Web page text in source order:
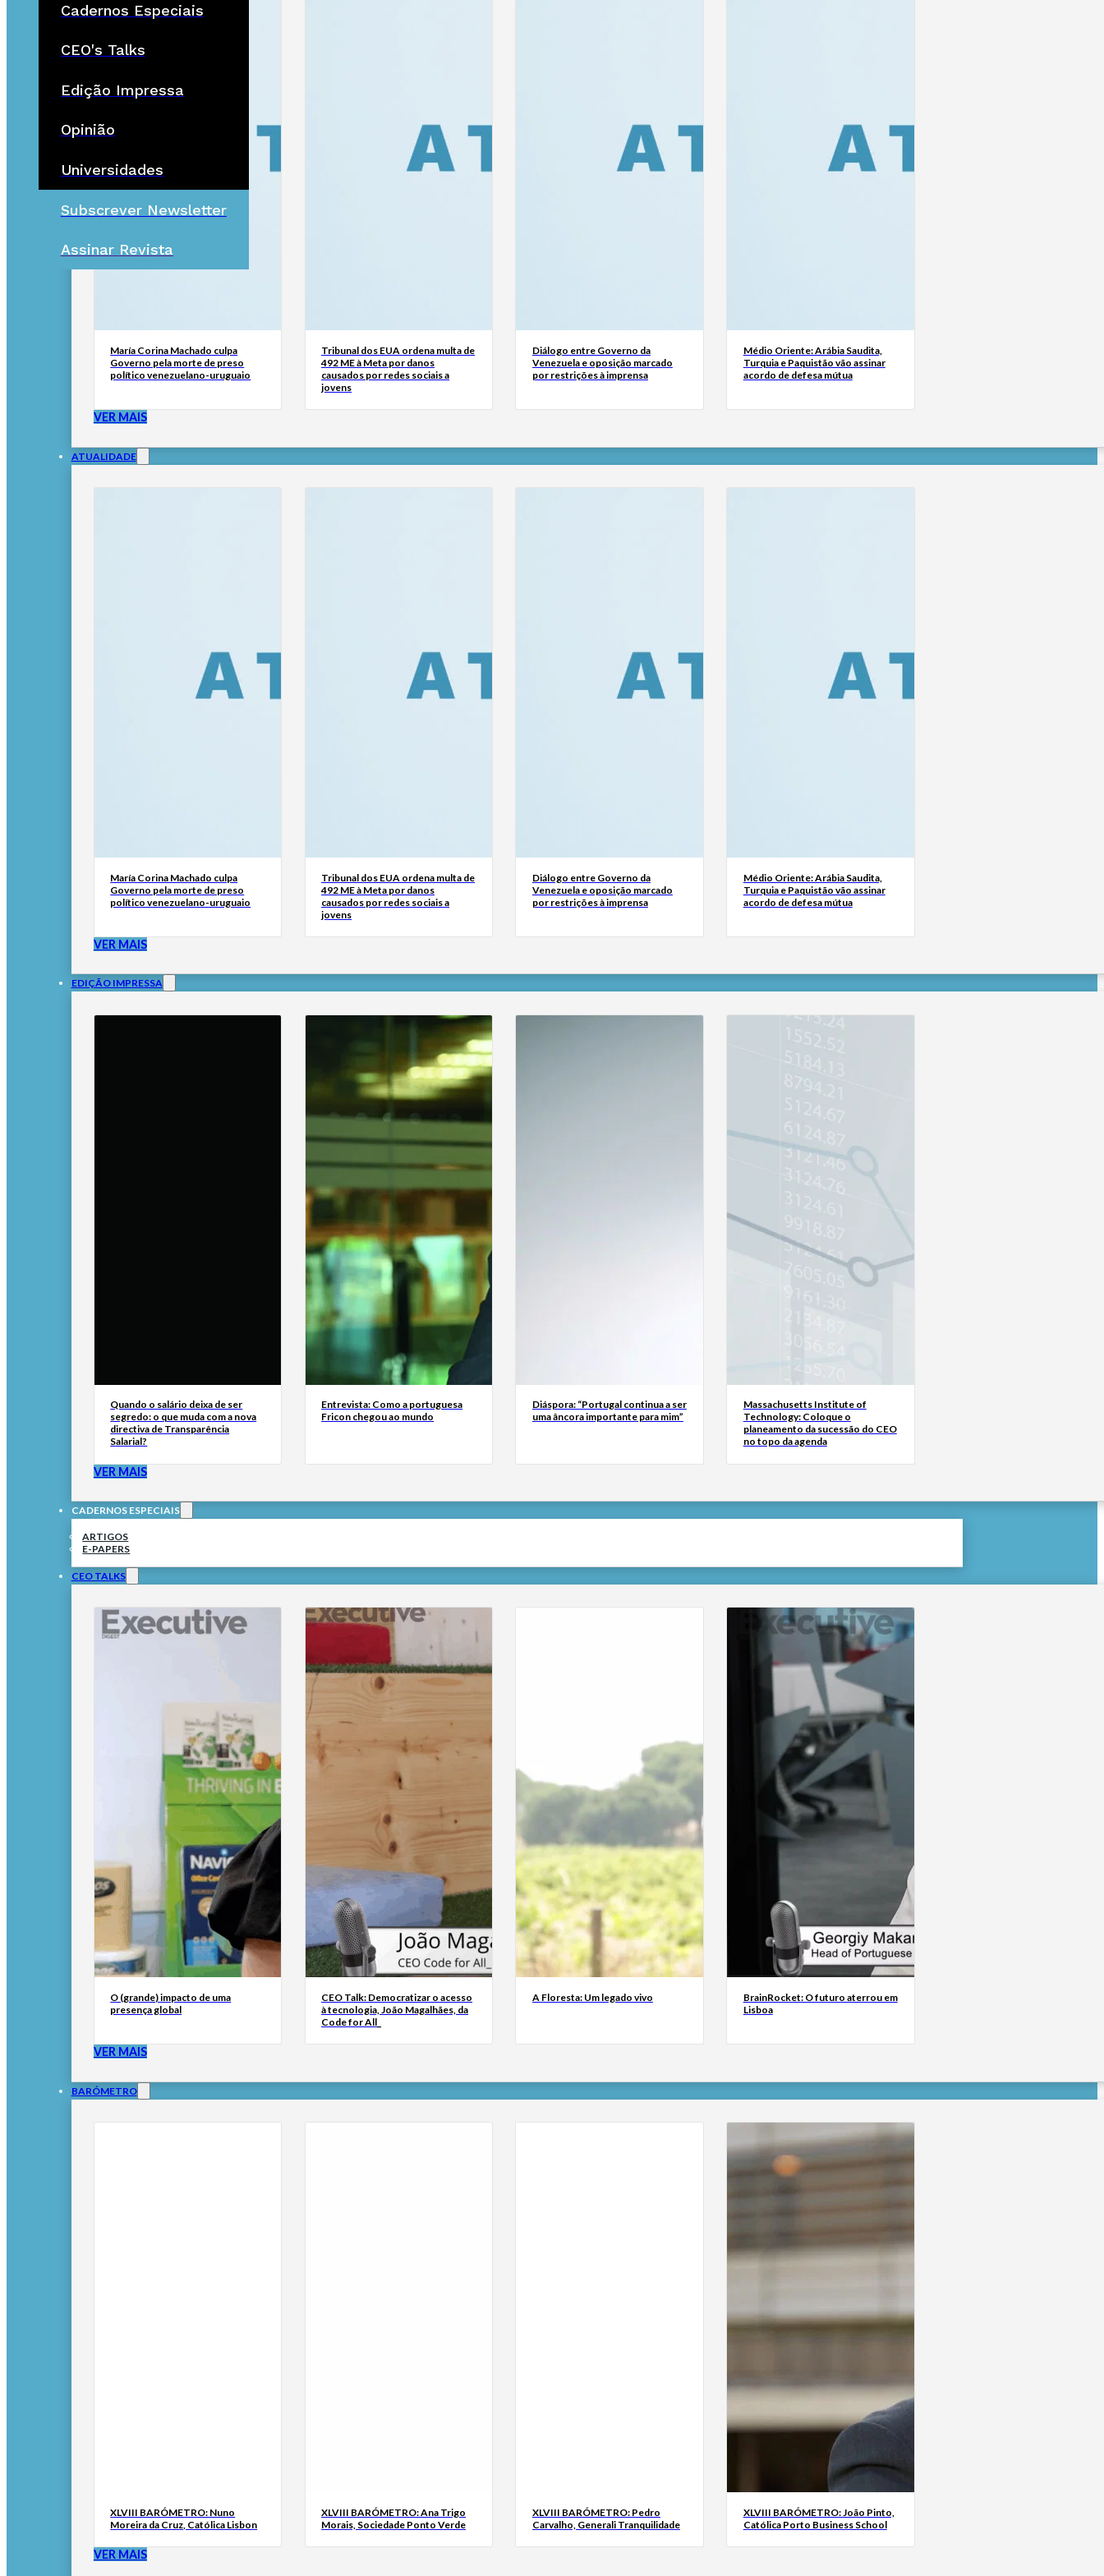
Cadernos Especiais
CEO's Talks
Edição Impressa
Opinião
Universidades
Subscrever Newsletter
Assinar Revista
María Corina Machado culpa
Governo pela morte de preso
político venezuelano-uruguaio
Tribunal dos EUA ordena multa de
492 ME à Meta por danos
causados por redes sociais a
jovens
Diálogo entre Governo da
Venezuela e oposição marcado
por restrições à imprensa
Médio Oriente: Arábia Saudita,
Turquia e Paquistão vão assinar
acordo de defesa mútua
VER MAIS
ATUALIDADE
María Corina Machado culpa
Governo pela morte de preso
político venezuelano-uruguaio
Tribunal dos EUA ordena multa de
492 ME à Meta por danos
causados por redes sociais a
jovens
Diálogo entre Governo da
Venezuela e oposição marcado
por restrições à imprensa
Médio Oriente: Arábia Saudita,
Turquia e Paquistão vão assinar
acordo de defesa mútua
VER MAIS
EDIÇÃO IMPRESSA
Quando o salário deixa de ser
segredo: o que muda com a nova
directiva de Transparência
Salarial?
Entrevista: Como a portuguesa
Fricon chegou ao mundo
Diáspora: “Portugal continua a ser
uma âncora importante para mim”
Massachusetts Institute of
Technology: Coloque o
planeamento da sucessão do CEO
no topo da agenda
VER MAIS
CADERNOS ESPECIAIS
ARTIGOS
E-PAPERS
CEO TALKS
O (grande) impacto de uma
presença global
CEO Talk: Democratizar o acesso
à tecnologia, João Magalhães, da
Code for All_
A Floresta: Um legado vivo
BrainRocket: O futuro aterrou em
Lisboa
VER MAIS
BARÓMETRO
XLVIII BARÓMETRO: Nuno
Moreira da Cruz, Católica Lisbon
XLVIII BARÓMETRO: Ana Trigo
Morais, Sociedade Ponto Verde
XLVIII BARÓMETRO: Pedro
Carvalho, Generali Tranquilidade
XLVIII BARÓMETRO: João Pinto,
Católica Porto Business School
VER MAIS